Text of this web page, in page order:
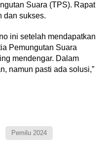
Suara (TPS). Rapat
dan sukses.
ini setelah mendapatkan
Pemungutan Suara
mendengar. Dalam
namun pasti ada solusi,”
Pemilu 2024